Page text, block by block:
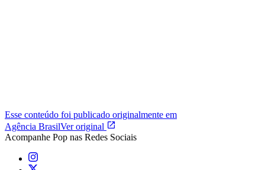
Esse conteúdo foi publicado originalmente em
Agência BrasilVer original
Acompanhe Pop nas Redes Sociais